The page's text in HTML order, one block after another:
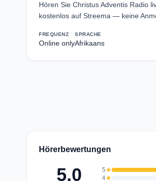
Hören Sie Christus Adventis Radio
kostenlos auf Streema — keine
FREQUENZ
Online only
SPRACHE
Afrikaans
Hörerbewertungen
5.0 5star
4star